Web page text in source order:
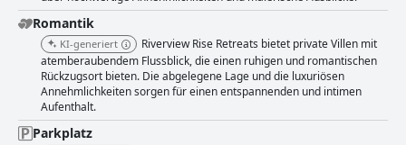
Romantik
KI-generiert
Riverview Rise Retreats bietet private Villen mit
atemberaubendem Flussblick, die einen ruhigen und romantischen
Rückzugsort bieten. Die abgelegene Lage und die luxuriösen
Annehmlichkeiten sorgen für einen entspannenden und intimen
Aufenthalt.
Parkplatz